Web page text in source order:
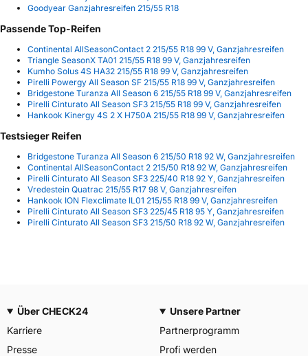
Goodyear Ganzjahresreifen 215/55 R18
Passende Top-Reifen
Continental AllSeasonContact 2 215/55 R18 99 V, Ganzjahresreifen
Triangle SeasonX TA01 215/55 R18 99 V, Ganzjahresreifen
Kumho Solus 4S HA32 215/55 R18 99 V, Ganzjahresreifen
Pirelli Powergy All Season SF 215/55 R18 99 V, Ganzjahresreifen
Bridgestone Turanza All Season 6 215/55 R18 99 V, Ganzjahresreifen
Pirelli Cinturato All Season SF3 215/55 R18 99 V, Ganzjahresreifen
Hankook Kinergy 4S 2 X H750A 215/55 R18 99 V, Ganzjahresreifen
Testsieger Reifen
Bridgestone Turanza All Season 6 215/50 R18 92 W, Ganzjahresreifen
Continental AllSeasonContact 2 215/50 R18 92 W, Ganzjahresreifen
Pirelli Cinturato All Season SF3 225/40 R18 92 Y, Ganzjahresreifen
Vredestein Quatrac 215/55 R17 98 V, Ganzjahresreifen
Hankook ION Flexclimate IL01 215/55 R18 99 V, Ganzjahresreifen
Pirelli Cinturato All Season SF3 225/45 R18 95 Y, Ganzjahresreifen
Pirelli Cinturato All Season SF3 215/50 R18 92 W, Ganzjahresreifen
Über CHECK24
Karriere
Presse
Unsere Partner
Partnerprogramm
Profi werden